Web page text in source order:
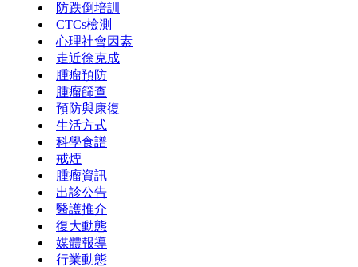
防跌倒培訓
CTCs檢測
心理社會因素
走近徐克成
腫瘤預防
腫瘤篩查
預防與康復
生活方式
科學食譜
戒煙
腫瘤資訊
出診公告
醫護推介
復大動態
媒體報導
行業動態